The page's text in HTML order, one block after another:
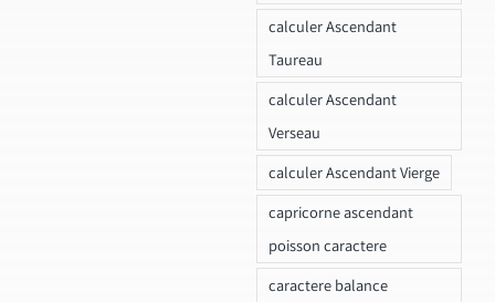
calculer Ascendant
Taureau
calculer Ascendant
Verseau
calculer Ascendant Vierge
capricorne ascendant
poisson caractere
caractere balance